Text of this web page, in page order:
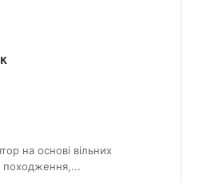
на основі вільних
походження,...